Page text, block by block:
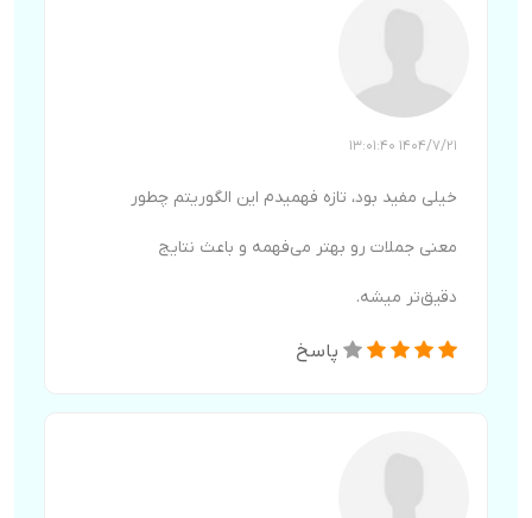
1404/7/21 13:01:40
خیلی مفید بود، تازه فهمیدم این الگوریتم چطور
معنی جملات رو بهتر می‌فهمه و باعث نتایج
دقیق‌تر میشه.
پاسخ